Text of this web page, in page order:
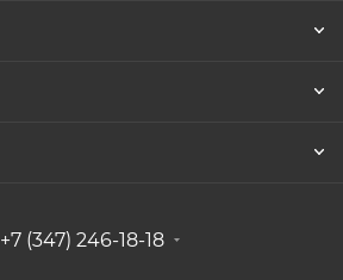
+7 (347) 246-18-18